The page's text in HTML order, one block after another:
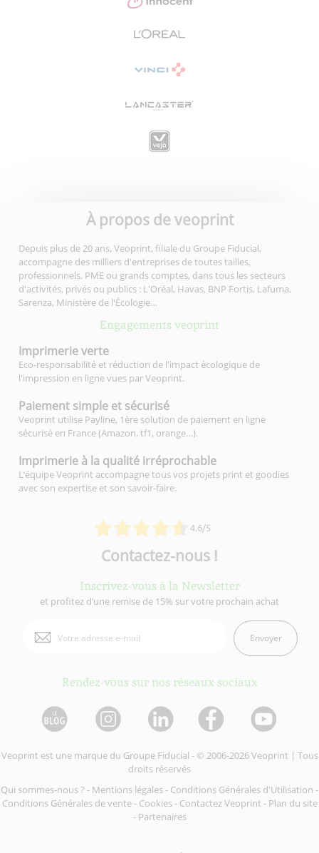
À propos de veoprint
Depuis plus de 20 ans, Veoprint, filiale du Groupe Fiducial,
accompagne des milliers d'entreprises de toutes tailles,
professionnels, PME ou grands comptes, dans tous les secteurs
d'activités, privés ou publics : L'Oréal, Havas, BNP Fortis, Lafuma,
Sarenza, Ministère de l'Écologie…
Engagements veoprint
4.6/5
Imprimerieverte
Eco-responsabilité et réduction de l'impact écologique de
l'impression en ligne vues par Veoprint.
Paiement simple et sécurisé
Veoprint utilise Payline, 1ère solution de paiement en ligne
sécurisé en France (Amazon, tf1, orange…).
Imprimerie à la qualité irréprochable
L’équipe Veoprint accompagne tous vos projets print et goodies
avec son expertise et son savoir-faire.
Contactez-nous !
Inscrivez-vous à la Newsletter
et profitez d’une remise de 15% sur votre prochain achat
Envoyer
Rendez-vous sur nos réseaux sociaux
Veoprint est une marque du Groupe Fiducial - © 2006-2026 Veoprint | Tous
droits réservés
Qui sommes-nous ? - Mentions légales- Conditions Générales d'Utilisation -
Conditions Générales de vente- Cookies- Contactez Veoprint - Plan du site
- Partenaires